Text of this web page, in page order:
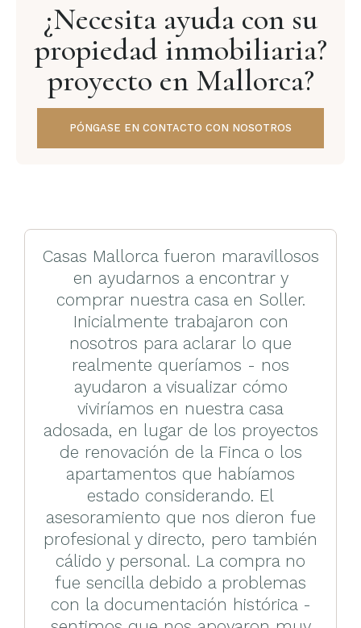
¿Necesita ayuda con su
propiedad inmobiliaria?
proyecto en Mallorca?
PÓNGASE EN CONTACTO CON NOSOTROS
Casas Mallorca fueron maravillosos
en ayudarnos a encontrar y
comprar nuestra casa en Soller.
Inicialmente trabajaron con
nosotros para aclarar lo que
realmente queríamos - nos
ayudaron a visualizar cómo
viviríamos en nuestra casa
adosada, en lugar de los proyectos
de renovación de la Finca o los
apartamentos que habíamos
estado considerando. El
asesoramiento que nos dieron fue
profesional y directo, pero también
cálido y personal. La compra no
fue sencilla debido a problemas
con la documentación histórica -